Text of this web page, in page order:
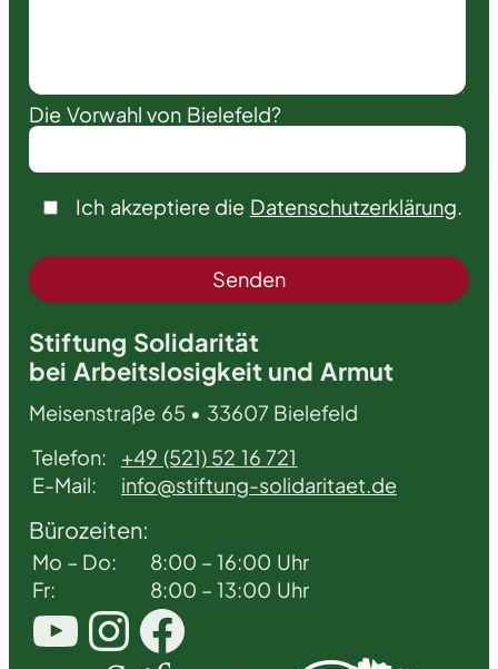
Die Vorwahl von Bielefeld?
Ich akzeptiere die Datenschutzerklärung
Stiftung Solidarität
bei Arbeitslosigkeit und Armut
Meisenstraße 65 • 33607 Bielefeld
Telefon:
+49 (521) 52 16 721
E-Mail:
info@stiftung-solidaritaet.de
Bürozeiten:
Mo – Do:
8:00 – 16:00 Uhr
Fr:
8:00 – 13:00 Uhr
YouTube InstagramFacebook